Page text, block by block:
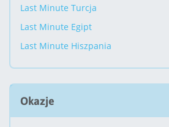
Last Minute Turcja
Last Minute Egipt
Last Minute Hiszpania
Okazje